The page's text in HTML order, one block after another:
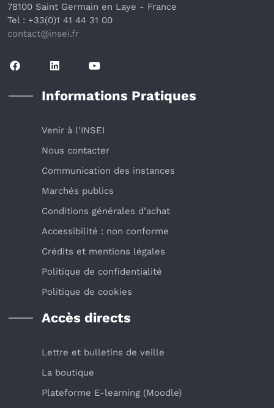
78100 Saint Germain en Laye - France
Tel : +33(0)1 41 44 31 00
contact@insei.fr
Informations Pratiques
Venir à l'INSEI
Nous contacter
Communication des instances
Marchés publics
Conditions générales d’achat
Accessibilité : non conforme
Crédits et mentions légales
Politique de confidentialité
Politique de cookies
Accès directs
Lettre et bulletins de veille
La boutique
Plateforme E-learning (Moodle)